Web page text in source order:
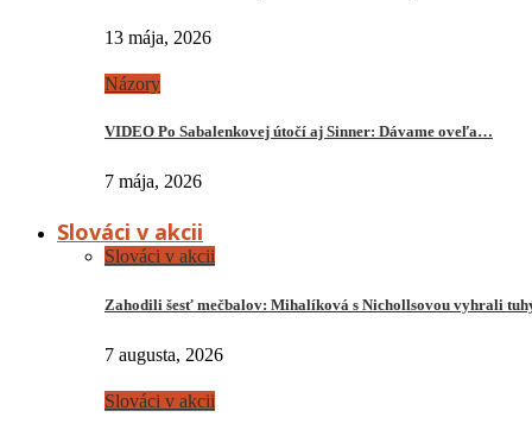
13 mája, 2026
Názory
VIDEO Po Sabalenkovej útočí aj Sinner: Dávame oveľa…
7 mája, 2026
Slováci v akcii
Slováci v akcii
Zahodili šesť mečbalov: Mihalíková s Nichollsovou vyhrali
7 augusta, 2026
Slováci v akcii